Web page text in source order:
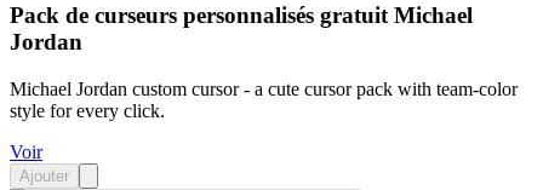
Pack de curseurs personnalisés gratuit Michael
Jordan
Michael Jordan custom cursor - a cute cursor pack with team-color
style for every click.
Voir
Ajouter